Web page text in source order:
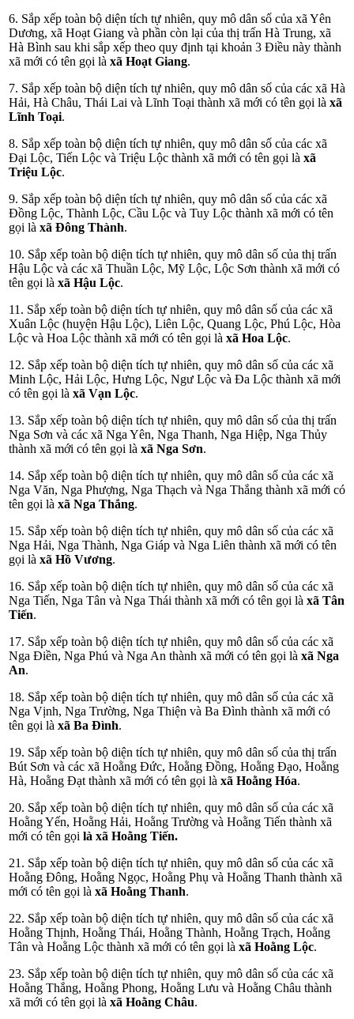
6. Sắp xếp toàn bộ diện tích tự nhiên, quy mô dân số của xã Yên
Dương, xã Hoạt Giang và phần còn lại của thị trấn Hà Trung, xã
Hà Bình sau khi sắp xếp theo quy định tại khoản 3 Điều này thành
xã mới có tên gọi là xã Hoạt Giang.
7. Sắp xếp toàn bộ diện tích tự nhiên, quy mô dân số của các xã Hà
Hải, Hà Châu, Thái Lai và Lĩnh Toại thành xã mới có tên gọi là xã
Lĩnh Toại.
8. Sắp xếp toàn bộ diện tích tự nhiên, quy mô dân số của các xã
Đại Lộc, Tiến Lộc và Triệu Lộc thành xã mới có tên gọi là xã
Triệu Lộc.
9. Sắp xếp toàn bộ diện tích tự nhiên, quy mô dân số của các xã
Đồng Lộc, Thành Lộc, Cầu Lộc và Tuy Lộc thành xã mới có tên
gọi là xã Đông Thành.
10. Sắp xếp toàn bộ diện tích tự nhiên, quy mô dân số của thị trấn
Hậu Lộc và các xã Thuần Lộc, Mỹ Lộc, Lộc Sơn thành xã mới có
tên gọi là xã Hậu Lộc.
11. Sắp xếp toàn bộ diện tích tự nhiên, quy mô dân số của các xã
Xuân Lộc (huyện Hậu Lộc), Liên Lộc, Quang Lộc, Phú Lộc, Hòa
Lộc và Hoa Lộc thành xã mới có tên gọi là xã Hoa Lộc.
12. Sắp xếp toàn bộ diện tích tự nhiên, quy mô dân số của các xã
Minh Lộc, Hải Lộc, Hưng Lộc, Ngư Lộc và Đa Lộc thành xã mới
có tên gọi là xã Vạn Lộc.
13. Sắp xếp toàn bộ diện tích tự nhiên, quy mô dân số của thị trấn
Nga Sơn và các xã Nga Yên, Nga Thanh, Nga Hiệp, Nga Thủy
thành xã mới có tên gọi là xã Nga Sơn.
14. Sắp xếp toàn bộ diện tích tự nhiên, quy mô dân số của các xã
Nga Văn, Nga Phượng, Nga Thạch và Nga Thắng thành xã mới có
tên gọi là xã Nga Thắng.
15. Sắp xếp toàn bộ diện tích tự nhiên, quy mô dân số của các xã
Nga Hải, Nga Thành, Nga Giáp và Nga Liên thành xã mới có tên
gọi là xã Hồ Vương.
16. Sắp xếp toàn bộ diện tích tự nhiên, quy mô dân số của các xã
Nga Tiến, Nga Tân và Nga Thái thành xã mới có tên gọi là xã Tân
Tiến.
17. Sắp xếp toàn bộ diện tích tự nhiên, quy mô dân số của các xã
Nga Điền, Nga Phú và Nga An thành xã mới có tên gọi là xã Nga
An.
18. Sắp xếp toàn bộ diện tích tự nhiên, quy mô dân số của các xã
Nga Vịnh, Nga Trường, Nga Thiện và Ba Đình thành xã mới có
tên gọi là xã Ba Đình.
19. Sắp xếp toàn bộ diện tích tự nhiên, quy mô dân số của thị trấn
Bút Sơn và các xã Hoằng Đức, Hoằng Đồng, Hoằng Đạo, Hoằng
Hà, Hoằng Đạt thành xã mới có tên gọi là xã Hoằng Hóa.
20. Sắp xếp toàn bộ diện tích tự nhiên, quy mô dân số của các xã
Hoằng Yến, Hoằng Hải, Hoằng Trường và Hoằng Tiến thành xã
mới có tên gọi là xã Hoằng Tiến.
21. Sắp xếp toàn bộ diện tích tự nhiên, quy mô dân số của các xã
Hoằng Đông, Hoằng Ngọc, Hoằng Phụ và Hoằng Thanh thành xã
mới có tên gọi là xã Hoằng Thanh.
22. Sắp xếp toàn bộ diện tích tự nhiên, quy mô dân số của các xã
Hoằng Thịnh, Hoằng Thái, Hoằng Thành, Hoằng Trạch, Hoằng
Tân và Hoằng Lộc thành xã mới có tên gọi là xã Hoằng Lộc.
23. Sắp xếp toàn bộ diện tích tự nhiên, quy mô dân số của các xã
Hoằng Thắng, Hoằng Phong, Hoằng Lưu và Hoằng Châu thành
xã mới có tên gọi là xã Hoằng Châu.